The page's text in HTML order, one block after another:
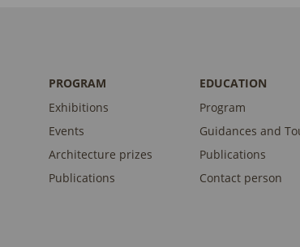
PROGRAM
Exhibitions
Events
Architecture prizes
Publications
EDUCATION
Program
Guidances and
Publications
Contact person